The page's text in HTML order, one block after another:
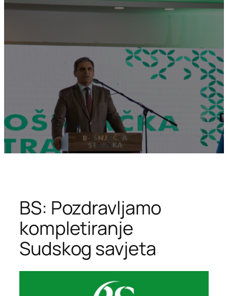
BS: Pozdravljamo
kompletiranje
Sudskog savjeta